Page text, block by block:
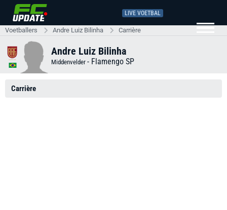
LIVE VOETBAL
Voetballers Andre Luiz Bilinha Carrière
Andre Luiz Bilinha
Middenvelder - Flamengo SP
Carrière